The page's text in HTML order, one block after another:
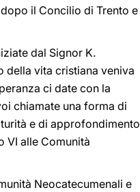
il Concilio di Trento e
dal Signor K.
della vita cristiana veniva
ci date con la
chiamate una forma di
e di approfondimento
VI alle Comunità
Neocatecumenali e